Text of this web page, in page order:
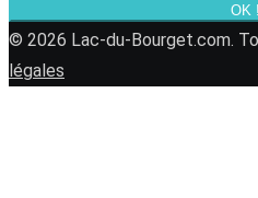
OK !
© 2026 Lac-du-Bourget.com.
légales